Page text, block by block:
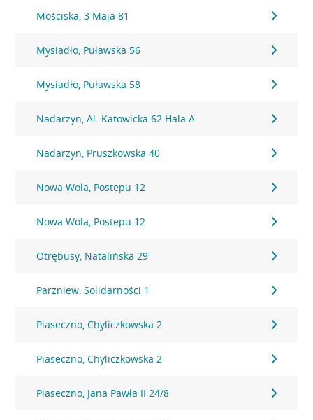
Mościska, 3 Maja 81
Mysiadło, Puławska 56
Mysiadło, Puławska 58
Nadarzyn, Al. Katowicka 62 Hala A
Nadarzyn, Pruszkowska 40
Nowa Wola, Postepu 12
Nowa Wola, Postepu 12
Otrębusy, Natalińska 29
Parzniew, Solidarności 1
Piaseczno, Chyliczkowska 2
Piaseczno, Chyliczkowska 2
Piaseczno, Jana Pawła II 24/8